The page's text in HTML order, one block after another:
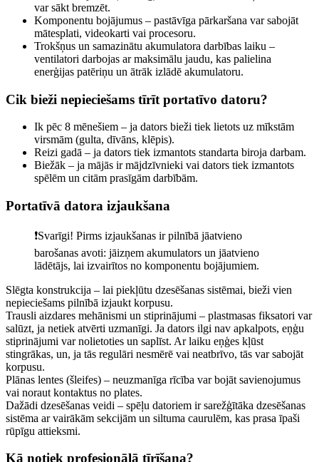
var sākt bremzēt.
Komponentu bojājumus – pastāvīga pārkaršana var sabojāt
mātesplati, videokarti vai procesoru.
Trokšņus un samazinātu akumulatora darbības laiku –
ventilatori darbojas ar maksimālu jaudu, kas palielina
enerģijas patēriņu un ātrāk izlādē akumulatoru.
Cik bieži nepieciešams tīrīt portatīvo datoru?
Ik pēc 8 mēnešiem – ja dators bieži tiek lietots uz mīkstām
virsmām (gulta, dīvāns, klēpis).
Reizi gadā – ja dators tiek izmantots standarta biroja darbam.
Biežāk – ja mājās ir mājdzīvnieki vai dators tiek izmantots
spēlēm un citām prasīgām darbībām.
Portatīvā datora izjaukšana
❗️Svarīgi! Pirms izjaukšanas ir pilnībā jāatvieno
barošanas avoti: jāizņem akumulators un jāatvieno
lādētājs, lai izvairītos no komponentu bojājumiem.
Slēgta konstrukcija – lai piekļūtu dzesēšanas sistēmai, bieži vien
nepieciešams pilnībā izjaukt korpusu.
Trausli aizdares mehānismi un stiprinājumi – plastmasas fiksatori var
salūzt, ja netiek atvērti uzmanīgi. Ja dators ilgi nav apkalpots, eņģu
stiprinājumi var nolietoties un saplīst. Ar laiku eņģes kļūst
stingrākas, un, ja tās regulāri nesmērē vai neatbrīvo, tās var sabojāt
korpusu.
Plānas lentes (šleifes) – neuzmanīga rīcība var bojāt savienojumus
vai noraut kontaktus no plates.
Dažādi dzesēšanas veidi – spēļu datoriem ir sarežģītāka dzesēšanas
sistēma ar vairākām sekcijām un siltuma caurulēm, kas prasa īpaši
rūpīgu attieksmi.
Kā notiek profesionālā tīrīšana?